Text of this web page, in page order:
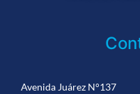
Avenida Juárez N°137